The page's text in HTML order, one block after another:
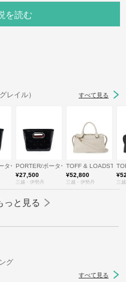
を読む
レイル） すべて見る
ターPORTER/ポーター
¥27,500
三越・伊勢丹
TOFF &
¥52,800
三越・伊勢丹 三
っと見る
グ
すべて見る